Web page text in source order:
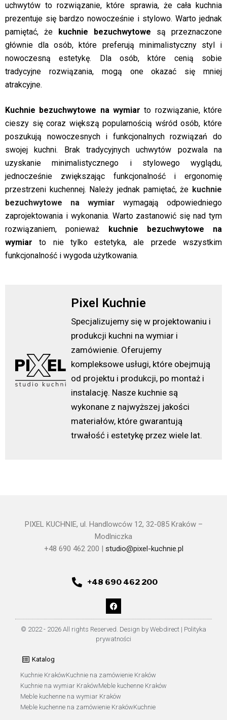
uchwytów to rozwiązanie, które sprawia, że cała kuchnia
prezentuje się bardzo nowocześnie i stylowo. Warto jednak
pamiętać, że kuchnie bezuchwytowe są przeznaczone
głównie dla osób, które preferują minimalistyczny styl i
nowoczesną estetykę. Dla osób, które cenią sobie
tradycyjne rozwiązania, mogą one okazać się mniej
atrakcyjne.
Kuchnie bezuchwytowe na wymiar to rozwiązanie, które
cieszy się coraz większą popularnością wśród osób, które
poszukują nowoczesnych i funkcjonalnych rozwiązań do
swojej kuchni. Brak tradycyjnych uchwytów pozwala na
uzyskanie minimalistycznego i stylowego wyglądu,
jednocześnie zwiększając funkcjonalność i ergonomię
przestrzeni kuchennej. Należy jednak pamiętać, że kuchnie
bezuchwytowe na wymiar wymagają odpowiedniego
zaprojektowania i wykonania. Warto zastanowić się nad tym
rozwiązaniem, ponieważ kuchnie bezuchwytowe na
wymiar to nie tylko estetyka, ale przede wszystkim
funkcjonalność i wygoda użytkowania.
Pixel Kuchnie
Specjalizujemy się w projektowaniu i
produkcji kuchni na wymiar i
zamówienie. Oferujemy
kompleksowe usługi, które obejmują
od projektu i produkcji, po montaż i
instalację. Nasze kuchnie są
wykonane z najwyższej jakości
materiałów, które gwarantują
trwałość i estetykę przez wiele lat.
PIXEL KUCHNIE, ul. Handlowców 12, 32-085 Kraków –
Modlniczka
+48 690 462 200 | studio@pixel-kuchnie.pl
+48 690 462 200
© 2022 - 2026 All rights Reserved. Design by Webdirect | Polityka
prywatności
Katalog
Kuchnie KrakówKuchnie na zamówienie Kraków
Kuchnie na wymiar KrakówMeble kuchenne Kraków
Meble kuchenne na wymiar Kraków
Meble kuchenne na zamówienie KrakówKuchnie